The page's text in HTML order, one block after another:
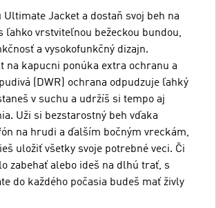
Jacket a dostaň svoj beh na
ľahko vrstviteľnou bežeckou bundou,
a vysokofunkčný dizajn.
na kapucni ponúka extra ochranu a
(DWR) ochrana odpudzuje ľahký
v suchu a udržíš si tempo aj
Uži si bezstarostný beh vďaka
na hrudi a ďalším bočným vreckám,
uložiť všetky svoje potrebné veci. Či
zabehať alebo ideš na dlhú trať, s
do každého počasia budeš mať živly